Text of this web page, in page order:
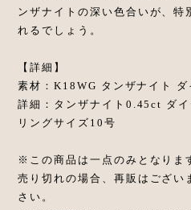
ンザナイトの深い色合いが、特
れるでしょう。
【詳細】
素材：K18WG タンザナイト ダ
詳細：タンザナイト0.45ct ダ
リングサイズ10号
※この商品は一点のみとなりま
売り切れの場合、再販はござい
さい。